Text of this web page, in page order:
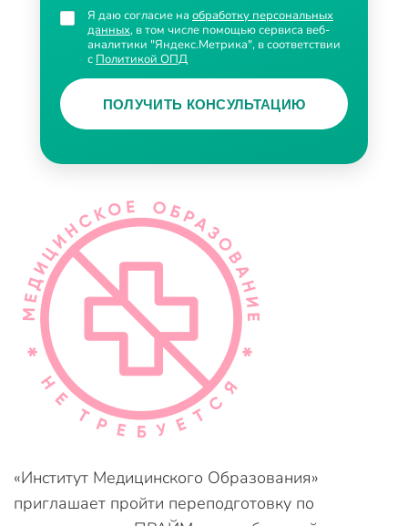
Я даю согласие на обработку персональных
данных, в том числе помощью сервиса веб-
аналитики "Яндекс.Метрика", в соответствии
с Политикой ОПД
ПОЛУЧИТЬ КОНСУЛЬТАЦИЮ
«Институт Медицинского Образования»
приглашает пройти переподготовку по